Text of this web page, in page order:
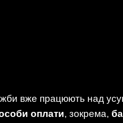
вже працюють над
оплати, зокрема,